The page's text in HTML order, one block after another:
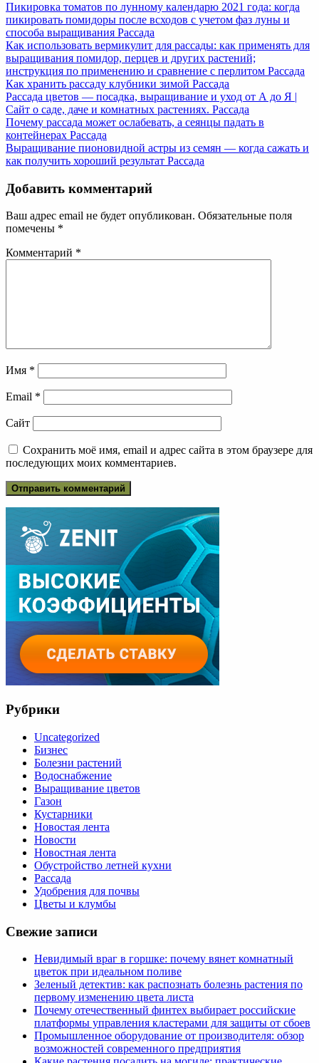
Пикировка томатов по лунному календарю 2021 года: когда
пикировать помидоры после всходов с учетом фаз луны и
способа выращивания Рассада
Как использовать вермикулит для рассады: как применять для
выращивания помидор, перцев и других растений;
инструкция по применению и сравнение с перлитом Рассада
Как хранить рассаду клубники зимой Рассада
Рассада цветов — посадка, выращивание и уход от А до Я |
Сайт о саде, даче и комнатных растениях. Рассада
Почему рассада может ослабевать, а сеянцы падать в
контейнерах Рассада
Выращивание пионовидной астры из семян — когда сажать и
как получить хороший результат Рассада
Добавить комментарий
Ваш адрес email не будет опубликован. Обязательные поля
помечены *
Комментарий *
Имя *
Email *
Сайт
Сохранить моё имя, email и адрес сайта в этом браузере для
последующих моих комментариев.
Рубрики
Uncategorized
Бизнес
Болезни растений
Водоснабжение
Выращивание цветов
Газон
Кустарники
Новостая лента
Новости
Новостная лента
Обустройство летней кухни
Рассада
Удобрения для почвы
Цветы и клумбы
Свежие записи
Невидимый враг в горшке: почему вянет комнатный
цветок при идеальном поливе
Зеленый детектив: как распознать болезнь растения по
первому изменению цвета листа
Почему отечественный финтех выбирает российские
платформы управления кластерами для защиты от сбоев
Промышленное оборудование от производителя: обзор
возможностей современного предприятия